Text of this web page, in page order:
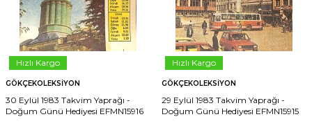
Hızlı Kargo
GÖKÇEKOLEKSIYON
30 Eylül 1983 Takvim Yaprağı -
Doğum Günü Hediyesi EFMN15916
Hızlı Kargo
GÖKÇEKOLEKSIYON
29 Eylül 1983 Takvim Yaprağı -
Doğum Günü Hediyesi EFMN15915